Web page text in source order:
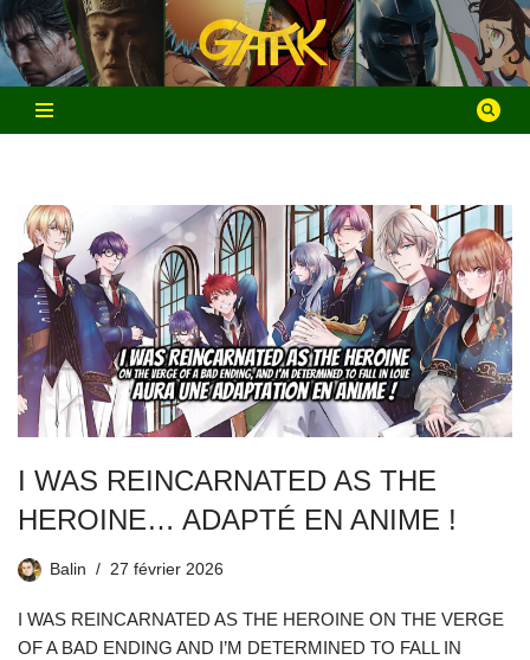
Aller
au
contenu
I WAS REINCARNATED AS THE
HEROINE… ADAPTÉ EN ANIME !
Balin 27 février 2026
I WAS REINCARNATED AS THE HEROINE ON THE VERGE
OF A BAD ENDING AND I’M DETERMINED TO FALL IN